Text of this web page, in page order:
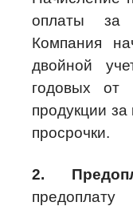
оплаты за
Компания
двойной
годовых от
продукции
просрочки.
2.